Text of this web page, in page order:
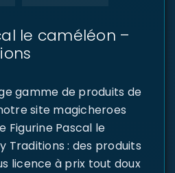
le caméléon –
gamme de produits de
site magicheroes
Figurine Pascal le
Traditions : des produits
licence à prix tout doux